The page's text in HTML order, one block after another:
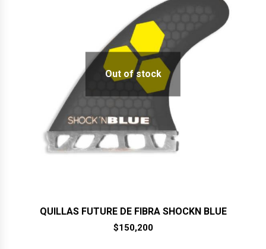
Out of stock
QUILLAS FUTURE DE FIBRA SHOCKN BLUE
$150,200